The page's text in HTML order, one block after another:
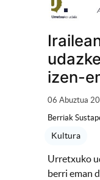
izen-
06 Abuztua
Berriak
Kultura
Urretxuko
berri eman